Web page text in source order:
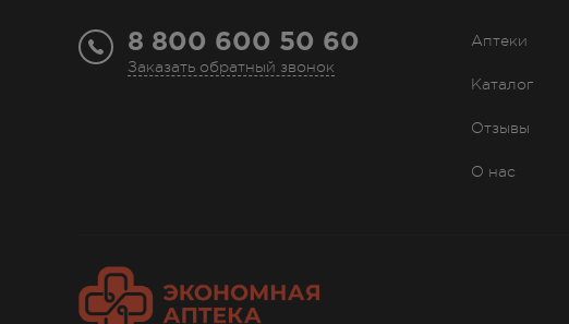
8 800 600 50 60
Заказать обратный звонок
Аптеки
Каталог
Отзывы
О нас